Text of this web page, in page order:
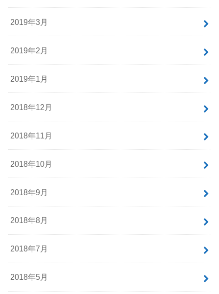
2019年3月
2019年2月
2019年1月
2018年12月
2018年11月
2018年10月
2018年9月
2018年8月
2018年7月
2018年5月